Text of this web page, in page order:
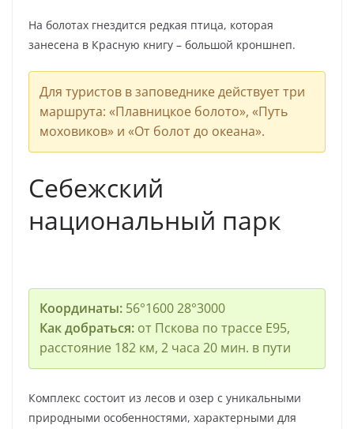
На болотах гнездится редкая птица, которая
занесена в Красную книгу – большой кроншнеп.
Для туристов в заповеднике действует три
маршрута: «Плавницкое болото», «Путь
моховиков» и «От болот до океана».
Себежский
национальный парк
Координаты:56°1600 28°3000
Как добраться: от Пскова по трассе E95,
расстояние 182 км, 2 часа 20 мин. в пути
Комплекс состоит из лесов и озер с уникальными
природными особенностями, характерными для